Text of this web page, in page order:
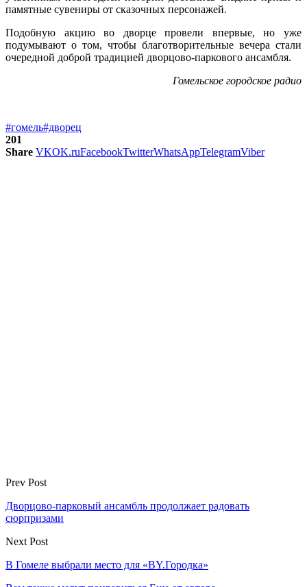
памятные сувениры от сказочных персонажей.
Подобную акцию во дворце провели впервые, но уже
подумывают о том, чтобы благотворительные вечера стали
очередной доброй традицией дворцово-паркового ансамбля.
Гомельское городское радио
#гомель#дворец
201
Share VKOK.ruFacebookTwitterWhatsAppTelegramViber
Prev Post
Дворцово-парковый ансамбль продолжает радовать
сюрпризами
Next Post
В Гомеле выбрали место для «BY.Городка»